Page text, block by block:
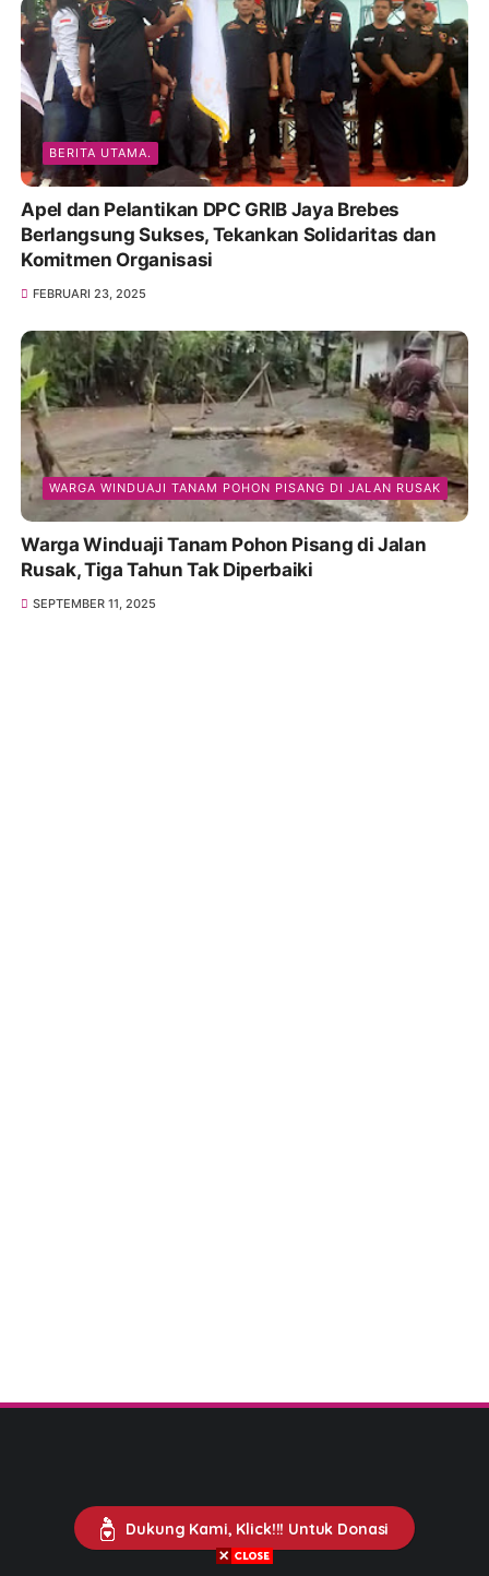
BERITA UTAMA.
Apel dan Pelantikan DPC GRIB Jaya Brebes
Berlangsung Sukses, Tekankan Solidaritas dan
Komitmen Organisasi
FEBRUARI 23, 2025
WARGA WINDUAJI TANAM POHON PISANG DI JALAN RUSAK
Warga Winduaji Tanam Pohon Pisang di Jalan
Rusak, Tiga Tahun Tak Diperbaiki
SEPTEMBER 11, 2025
Dukung Kami, Klick!!! Untuk Donasi